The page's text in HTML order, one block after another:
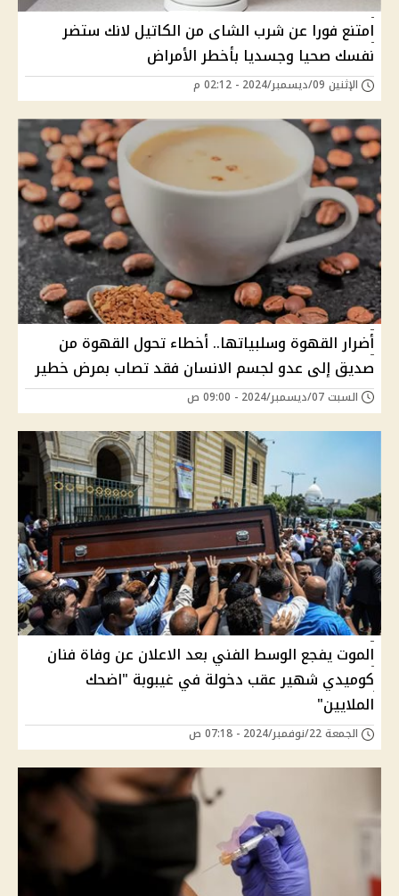
امتنع فورا عن شرب الشاى من الكاتيل لانك ستضر
نفسك صحيا وجسديا بأخطر الأمراض
الإثنين 09/ديسمبر/2024 - 02:12 م
أضرار القهوة وسلبياتها.. أخطاء تحول القهوة من
صديق إلى عدو لجسم الانسان فقد تصاب بمرض خطير
السبت 07/ديسمبر/2024 - 09:00 ص
الموت يفجع الوسط الفني بعد الاعلان عن وفاة فنان
كوميدي شهير عقب دخولة في غيبوبة "اضحك
الملايين"
الجمعة 22/نوفمبر/2024 - 07:18 ص